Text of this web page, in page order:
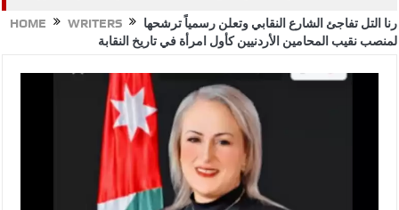
الجيش يفتح باب التجنيد لحملة البكالوريوس في الحقوق والقانون
الإسلامية والمسيحية
الأمن يتلف 16 مليون حبة كبتاجون و1480 كغم مواد مخدرة
النواب يقر مشروع تعديل قانون الملكية العقارية
القاضي يلتقي رؤساء تحرير الصحف اليومية ويؤكد حرص مجلس النواب
HOME WRITERS
رنا التل تفاجئ الشارع النقابي وتعلن رسمياً ترشحها
لمنصب نقيب المحامين الأردنيين كأول امرأة في تاريخ النقابة